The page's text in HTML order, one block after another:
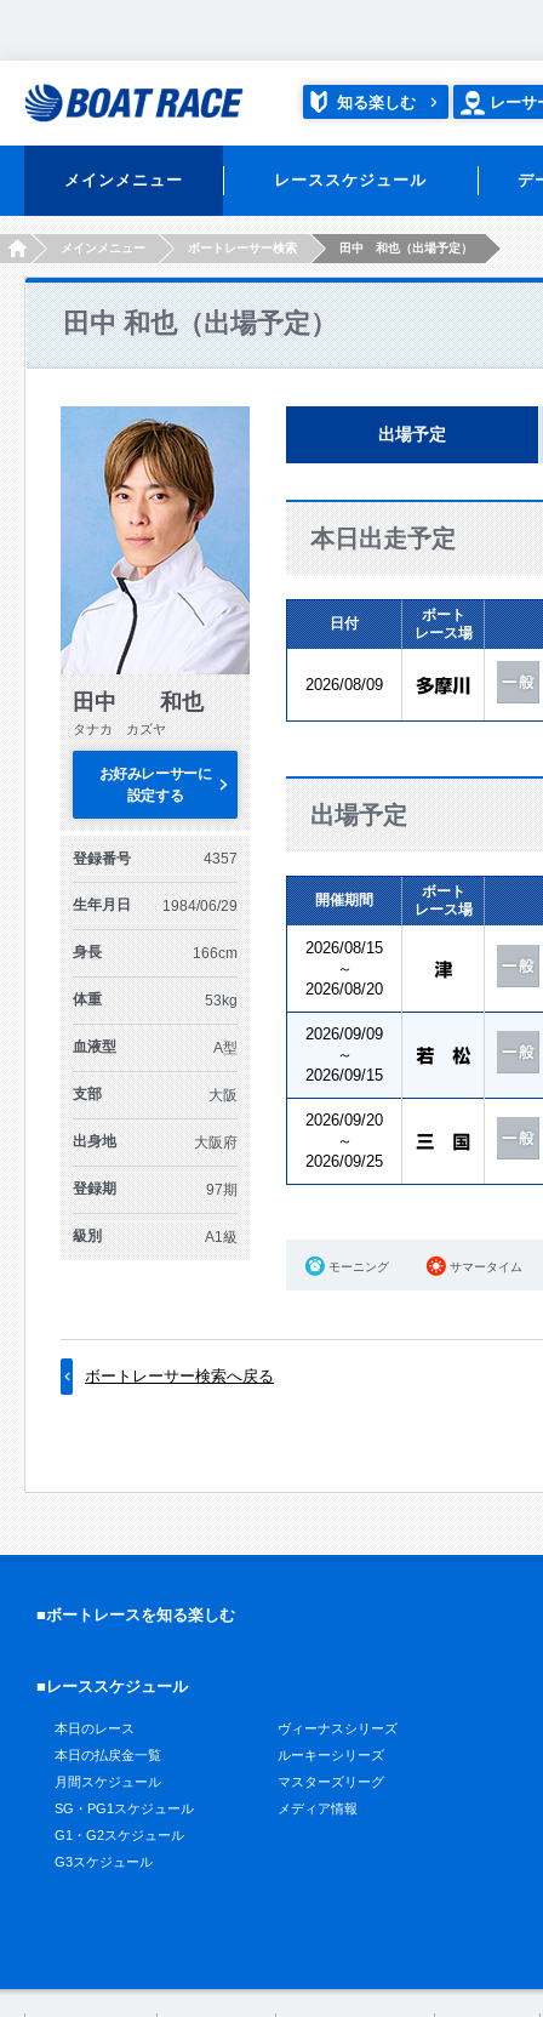
知る楽しむ レーサ
メインメニュー レーススケジュール デ
HOMEメインメニュー ボートレーサー検索 田中 和也（出場予定）
田中 和也（出場予定）
田中 和也
タナカ カズヤ
お好みレーサーに
設定する
登録番号 4357
生年月日 1984/06/29
身長 166cm
体重 53kg
血液型 A型
支部 大阪
出身地 大阪府
登録期 97期
級別 A1級
出場予定
本日出走予定
日付
ボート
レース場
2026/08/09
出場予定
開催期間
ボート
レース場
2026/08/15
～
2026/08/20
2026/09/09
～
2026/09/15
2026/09/20
～
2026/09/25
モーニング サマータイム
ボートレーサー検索へ戻る
■ボートレースを知る楽しむ
■レーススケジュール
本日のレース
本日の払戻金一覧
月間スケジュール
SG・PG1スケジュール
G1・G2スケジュール
G3スケジュール
ヴィーナスシリーズ
ルーキーシリーズ
マスターズリーグ
メディア情報